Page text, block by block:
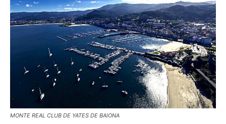
MONTE REAL CLUB DE YATES DE BAIONA